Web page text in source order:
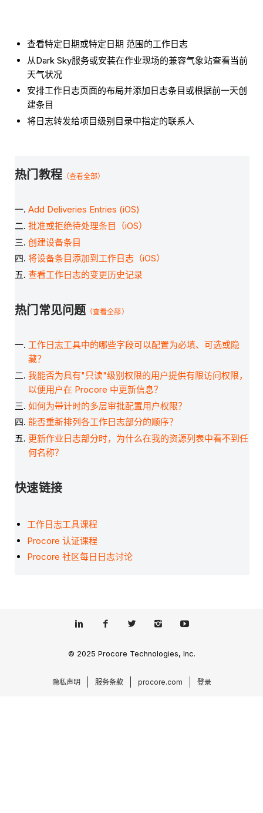
查看特定日期或特定日期 范围的工作日志
从Dark Sky服务或安装在作业现场的兼容气象站查看当前
天气状况
安排工作日志页面的布局并添加日志条目或根据前一天创
建条目
将日志转发给项目级别目录中指定的联系人
热门教程（查看全部）
Add Deliveries Entries (iOS)
批准或拒绝待处理条目（iOS）
创建设备条目
将设备条目添加到工作日志（iOS）
查看工作日志的变更历史记录
热门常见问题 （查看全部）
工作日志工具中的哪些字段可以配置为必填、可选或隐
藏？
我能否为具有"只读"级别权限的用户提供有限访问权限，
以便用户在 Procore 中更新信息？
如何为带计时的多层审批配置用户权限？
能否重新排列各工作日志部分的顺序？
更新作业日志部分时，为什么在我的资源列表中看不到任
何名称？
快速链接
工作日志工具课程
Procore 认证课程
Procore 社区每日日志讨论
© 2025 Procore Technologies, Inc.
隐私声明 服务条款 procore.com 登录